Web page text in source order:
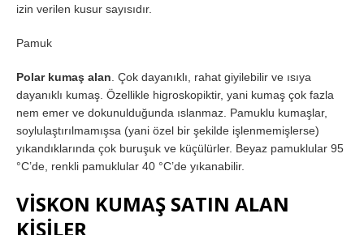
izin verilen kusur sayısıdır.
Pamuk
Polar kumaş alan . Çok dayanıklı, rahat giyilebilir ve ısıya
dayanıklı kumaş. Özellikle higroskopiktir, yani kumaş çok fazla
nem emer ve dokunulduğunda ıslanmaz. Pamuklu kumaşlar,
soylulaştırılmamışsa (yani özel bir şekilde işlenmemişlerse)
yıkandıklarında çok buruşuk ve küçülürler. Beyaz pamuklular 95
°C’de, renkli pamuklular 40 °C’de yıkanabilir.
VİSKON KUMAŞ SATIN ALAN
KİŞİLER